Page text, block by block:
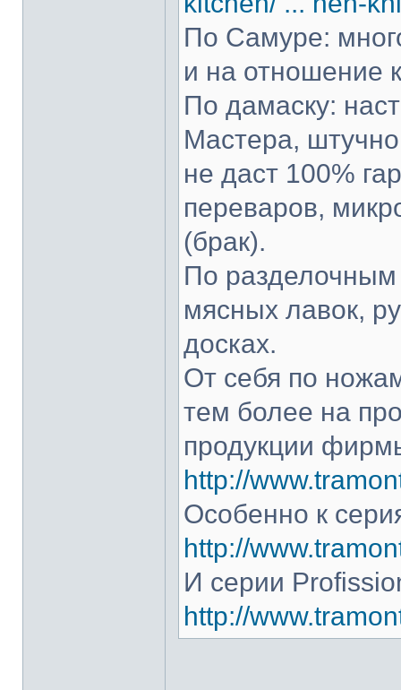
По Самуре:
и на отношение
По дамаску:
Мастера,
не даст 100%
переваров,
(брак).
По разделочным
мясных лавок,
досках.
От себя по
тем более на
продукции
http://
Особенно к
http://
И серии
http://